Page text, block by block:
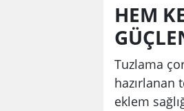
HEM
Tuzlama
hazırlanan
eklem